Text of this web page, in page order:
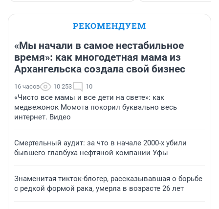
РЕКОМЕНДУЕМ
«Мы начали в самое нестабильное
время»: как многодетная мама из
Архангельска создала свой бизнес
16 часов 10 253 10
«Чисто все мамы и все дети на свете»: как
медвежонок Момота покорил буквально весь
интернет. Видео
Смертельный аудит: за что в начале 2000-х убили
бывшего главбуха нефтяной компании Уфы
Знаменитая тикток-блогер, рассказывавшая о борьбе
с редкой формой рака, умерла в возрасте 26 лет